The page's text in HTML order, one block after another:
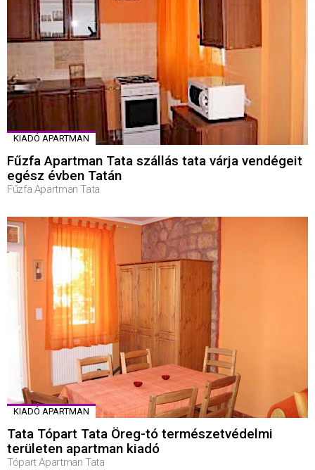
KIADÓ APARTMAN
Fűzfa Apartman Tata szállás tata várja vendégeit
egész évben Tatán
Fűzfa Apartman Tata
KIADÓ APARTMAN
Tata Tópart Tata Öreg-tó természetvédelmi
területen apartman kiadó
Tópart Apartman Tata